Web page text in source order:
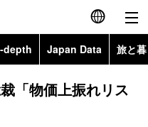
English
简体字
depth Japan Data 旅と
Topics
「物価上振れリス